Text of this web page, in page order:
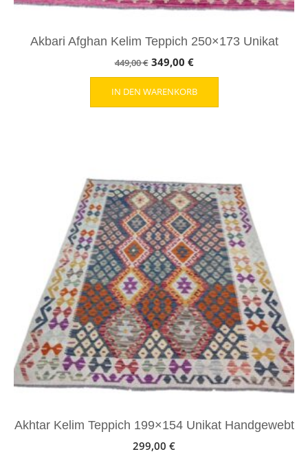
Akbari Afghan Kelim Teppich 250×173 Unikat
449,00€ Ursprünglicher
Preis
war:
349,00 €Aktueller
Preis
ist:
IN DEN WARENKORB
Akhtar Kelim Teppich 199×154 Unikat Handgewebt
299,00 €